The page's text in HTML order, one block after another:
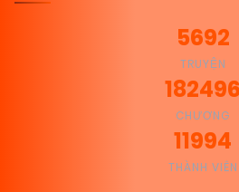
5692
TRUYỆN
182496
CHƯƠNG
11994
THÀNH VIÊN